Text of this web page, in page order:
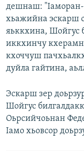
дешнаш:
хьажийна эскарш
яьккхина, Шойгус
иккхинчу
кхоччуш
дуйла гайтина,
Эскарш зер
Шойгус
Оьрсийчоьнан
Iамо хьовсор